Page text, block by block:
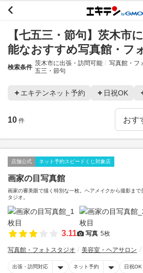
【七五三・節句】茨木市
能なおすすめ写真館・フ
検索条件
茨木市に出張・訪問可能 写真館・フ
五三・節句
エキテンネット予約 日祝OK
10 件
店舗公式 ネット予約スピードくじ対象店
画家の目写真館
画家の審美眼で描く特別な一枚。ヘアメイクから撮影まで
タジオ。
3.11 写真 5枚
写真館・フォトスタジオ 美容室・ヘアサロン
出張・訪問対応 ネット予約 日祝OK